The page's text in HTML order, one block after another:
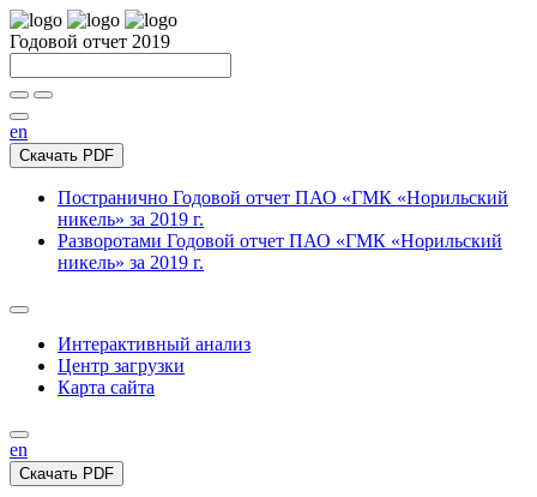
Годовой отчет 2019
en
Скачать PDF
Постранично Годовой отчет ПАО «ГМК «Норильский
никель» за 2019 г.
Разворотами Годовой отчет ПАО «ГМК «Норильский
никель» за 2019 г.
Интерактивный анализ
Центр загрузки
Карта сайта
en
Скачать PDF